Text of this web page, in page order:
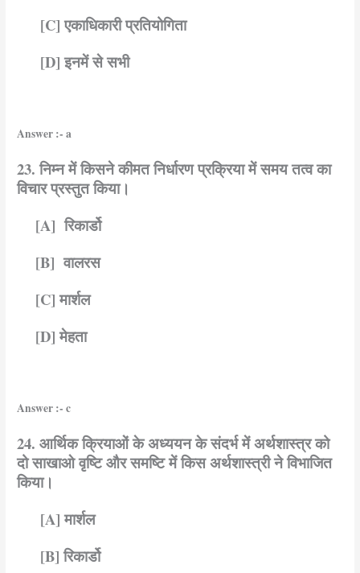
[C] एकाधिकारी प्रतियोगिता
[D] इनमें से सभी
Answer :- a
23. निम्न में किसने कीमत निर्धारण प्रक्रिया में समय तत्व का
विचार प्रस्तुत किया।
[A] रिकार्डो
[B] वालरस
[C] मार्शल
[D] मेहता
Answer :- c
24. आर्थिक क्रियाओं के अध्ययन के संदर्भ में अर्थशास्त्र को
दो साखाओ वृष्टि और समष्टि में किस अर्थशास्त्री ने विभाजित
किया।
[A] मार्शल
[B] रिकार्डो